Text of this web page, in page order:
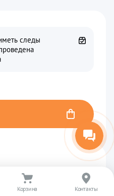
следы
DELL
Корзина Контакты